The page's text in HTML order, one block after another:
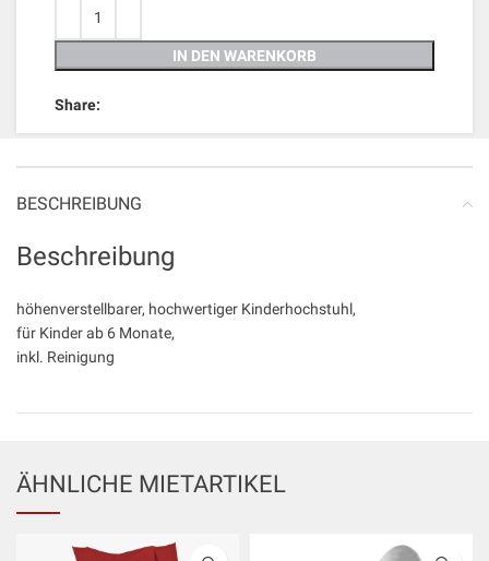
IN DEN WARENKORB
Share:
BESCHREIBUNG
Beschreibung
höhenverstellbarer, hochwertiger Kinderhochstuhl,
für Kinder ab 6 Monate,
inkl. Reinigung
ÄHNLICHE MIETARTIKEL